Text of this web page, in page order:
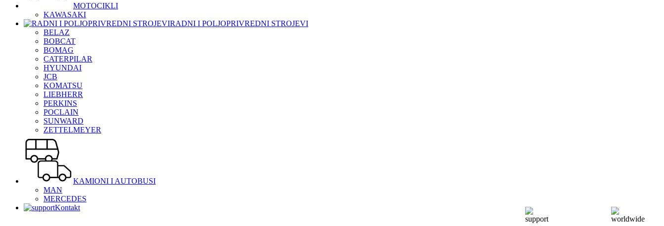
MOTOCIKLI
KAWASAKI
RADNI I POLJOPRIVREDNI STROJEVI
BELAZ
BOBCAT
BOMAG
CATERPILAR
HYUNDAI
JCB
KOMATSU
LIEBHERR
PERKINS
POCLAIN
SUNWARD
ZETTELMEYER
KAMIONI I AUTOBUSI
MAN
MERCEDES
Kontakt